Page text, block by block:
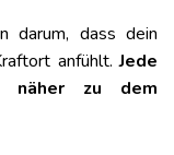
darum, dass dein
anfühlt.Jede
näher zu dem